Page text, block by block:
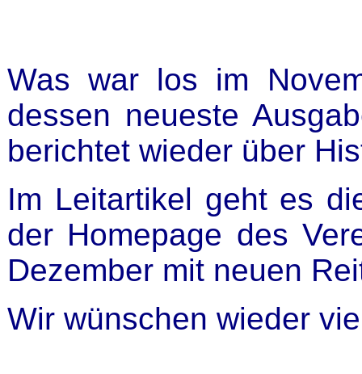
Was war los im
dessen neueste
berichtet wieder über
Im Leitartikel geht es
der Homepage des
Dezember mit neuen
Wir wünschen wieder